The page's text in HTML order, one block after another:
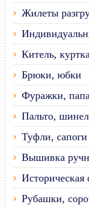
Жилеты
Китель,
Брюки, юбки
Фуражки,
Пальто,
Туфли, сапоги
Вышивка
Рубашки,